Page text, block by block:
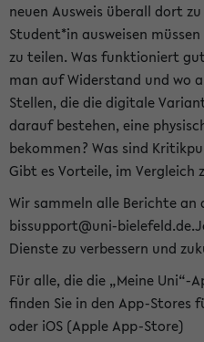
neuen Ausweis überall dort
Student*in ausweisen
zu teilen. Was funktioniert
man auf Widerstand und wo
Stellen, die die digitale
darauf bestehen, eine
bekommen? Was sind
Gibt es Vorteile, im Vergleich
Wir sammeln alle Berichte an
bissupport@uni-
Dienste zu verbessern und
Für alle, die die „Meine Uni“-
finden Sie in den App-Stores
oder iOS (Apple App-Store)